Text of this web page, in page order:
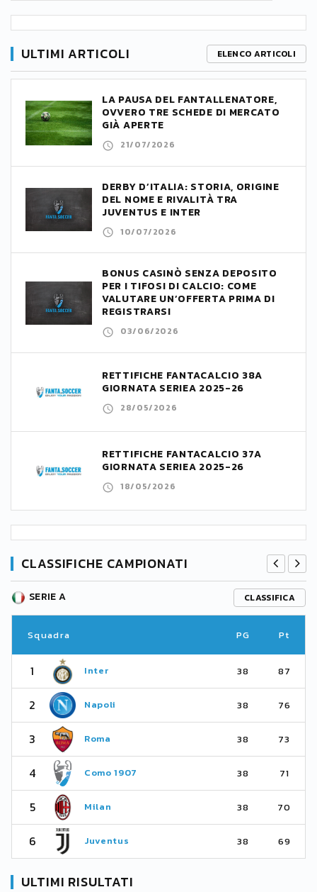
ULTIMI ARTICOLI ELENCO ARTICOLI
LA PAUSA DEL FANTALLENATORE,
OVVERO TRE SCHEDE DI MERCATO
GIÀ APERTE
21/07/2026
DERBY D’ITALIA: STORIA, ORIGINE
DEL NOME E RIVALITÀ TRA
JUVENTUS E INTER
10/07/2026
BONUS CASINÒ SENZA DEPOSITO
PER I TIFOSI DI CALCIO: COME
VALUTARE UN’OFFERTA PRIMA DI
REGISTRARSI
03/06/2026
RETTIFICHE FANTACALCIO 38A
GIORNATA SERIEA 2025-26
28/05/2026
RETTIFICHE FANTACALCIO 37A
GIORNATA SERIEA 2025-26
18/05/2026
CLASSIFICHE CAMPIONATI
SERIE A CLASSIFICA
Squadra PG Pt
1 Inter 38 87
2 Napoli 38 76
3 Roma 38 73
4 Como 1907 38 71
5 Milan 38 70
6 Juventus 38 69
ULTIMI RISULTATI